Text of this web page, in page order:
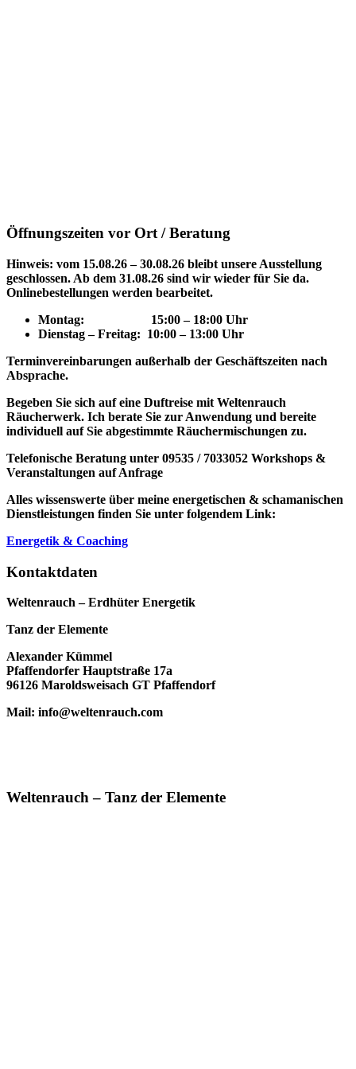
Öffnungszeiten vor Ort / Beratung
Hinweis: vom 15.08.26 – 30.08.26 bleibt unsere Ausstellung
geschlossen. Ab dem 31.08.26 sind wir wieder für Sie da.
Onlinebestellungen werden bearbeitet.
Montag: 15:00 – 18:00 Uhr
Dienstag – Freitag: 10:00 – 13:00 Uhr
Terminvereinbarungen außerhalb der Geschäftszeiten nach
Absprache.
Begeben Sie sich auf eine Duftreise mit Weltenrauch
Räucherwerk. Ich berate Sie zur Anwendung und bereite
individuell auf Sie abgestimmte Räuchermischungen zu.
Telefonische Beratung unter 09535 / 7033052 Workshops &
Veranstaltungen auf Anfrage
Alles wissenswerte über meine energetischen & schamanischen
Dienstleistungen finden Sie unter folgendem Link:
Energetik & Coaching
Kontaktdaten
Weltenrauch – Erdhüter Energetik
Tanz der Elemente
Alexander Kümmel
Pfaffendorfer Hauptstraße 17a
96126 Maroldsweisach GT Pfaffendorf
Mail: info@weltenrauch.com
Weltenrauch – Tanz der Elemente